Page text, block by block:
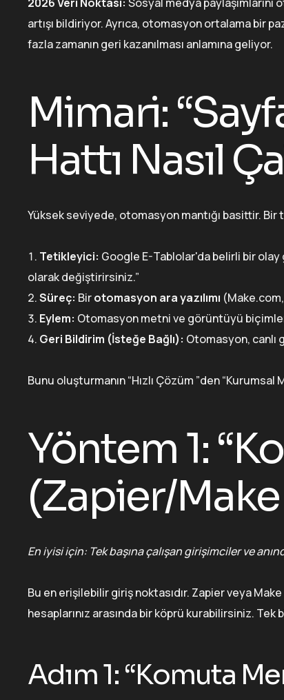
artışı bildiriyor. Ayrıca, otomasyon ortalama bir
fazla zamanın geri kazanılması anlamına geliyor.
Mimari:
Hattı Nasıl
Yüksek seviyede, otomasyon mantığı basittir. Bir
Tetikleyici: Google E-Tablolar'da belirli bir olay
olarak değiştirirsiniz.”
Süreç: Birotomasyon ara yazılımı (Make.com,
Eylem: Otomasyon metni ve görüntüyü
Geri Bildirim (İsteğe Bağlı): Otomasyon, canlı
Bunu oluşturmanın “Hızlı Çözüm ”den
Yöntem 1:
(Zapier/
En iyisi için: Tek başına çalışan girişimciler ve
Bu en erişilebilir giriş noktasıdır. Zapier veya
hesaplarınız arasında bir köprü kurabilirsiniz.
Adım 1: “Komuta